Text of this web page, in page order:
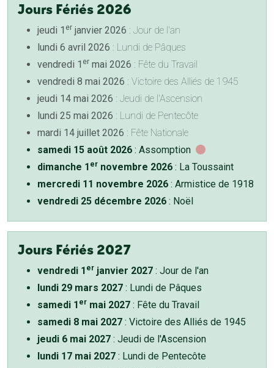
Jours Fériés 2026
jeudi 1 er janvier 2026 : Jour de l'an
lundi 6 avril 2026 : Lundi de Pâques
vendredi 1 er mai 2026 : Fête du Travail
vendredi 8 mai 2026 : Victoire des Alliés de 1945
jeudi 14 mai 2026 : Jeudi de l'Ascension
lundi 25 mai 2026 : Lundi de Pentecôte
mardi 14 juillet 2026 : Fête Nationale
samedi 15 août 2026 : Assomption
dimanche 1 er novembre 2026 : La Toussaint
mercredi 11 novembre 2026 : Armistice de 1918
vendredi 25 décembre 2026 : Noël
Jours Fériés 2027
vendredi 1 er janvier 2027 : Jour de l'an
lundi 29 mars 2027 : Lundi de Pâques
samedi 1 er mai 2027 : Fête du Travail
samedi 8 mai 2027 : Victoire des Alliés de 1945
jeudi 6 mai 2027 : Jeudi de l'Ascension
lundi 17 mai 2027 : Lundi de Pentecôte